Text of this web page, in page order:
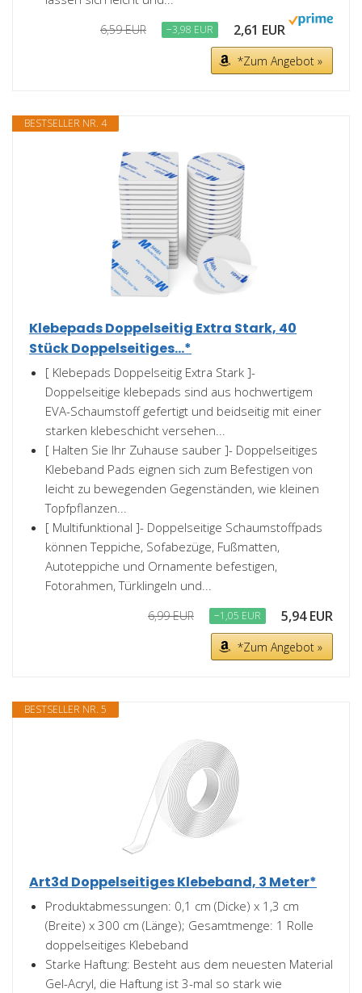
6,59 EUR −3,98 EUR 2,61 EUR
*Zum Angebot »
BESTSELLER NR. 4
Klebepads Doppelseitig Extra Stark, 40
Stück Doppelseitiges...*
[ Klebepads Doppelseitig Extra Stark ]-
Doppelseitige klebepads sind aus hochwertigem
EVA-Schaumstoff gefertigt und beidseitig mit einer
starken klebeschicht versehen...
[ Halten Sie Ihr Zuhause sauber ]- Doppelseitiges
Klebeband Pads eignen sich zum Befestigen von
leicht zu bewegenden Gegenständen, wie kleinen
Topfpflanzen...
[ Multifunktional ]- Doppelseitige Schaumstoffpads
können Teppiche, Sofabezüge, Fußmatten,
Autoteppiche und Ornamente befestigen,
Fotorahmen, Türklingeln und...
6,99 EUR −1,05 EUR 5,94 EUR
*Zum Angebot »
BESTSELLER NR. 5
Art3d Doppelseitiges Klebeband, 3 Meter*
Produktabmessungen: 0,1 cm (Dicke) x 1,3 cm
(Breite) x 300 cm (Länge); Gesamtmenge: 1 Rolle
doppelseitiges Klebeband
Starke Haftung: Besteht aus dem neuesten Material
Gel-Acryl, die Haftung ist 3-mal so stark wie